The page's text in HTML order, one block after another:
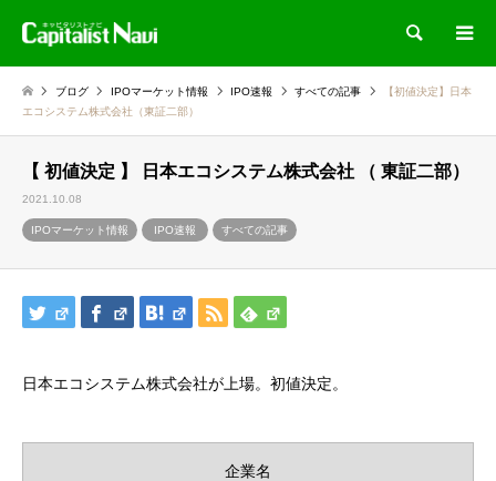
検索
ブログ IPOマーケット情報 IPO速報 すべての記事
【初値決定】日本
エコシステム株式会社（東証二部）
【 初値決定 】 日本エコシステム株式会社 （ 東証二部）
2021.10.08
IPOマーケット情報 IPO速報 すべての記事
日本エコシステム株式会社が上場。初値決定。
企業名